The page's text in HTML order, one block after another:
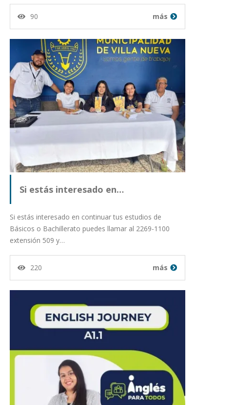
90 más
Si estás interesado en…
Si estás interesado en continuar tus estudios de
Básicos o Bachillerato puedes llamar al 2269-1100
extensión 509 y…
220 más